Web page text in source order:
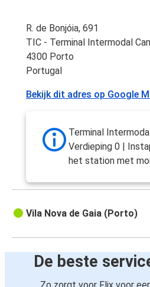
R. de Bonjóia, 691
TIC - Terminal Intermodal
4300 Porto
Portugal
Bekijk dit adres op Google
Terminal
Verdieping 0 |
het station met
Vila Nova de Gaia (Porto)
De beste